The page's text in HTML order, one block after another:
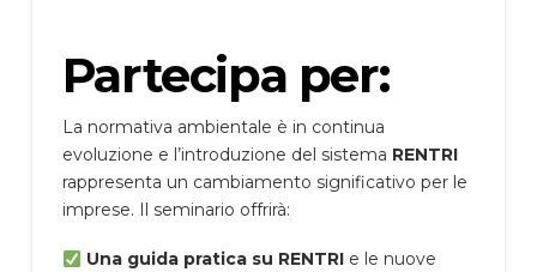
Partecipa per:
La normativa ambientale è in continua
evoluzione e l’introduzione del sistema RENTRI
rappresenta un cambiamento significativo per le
imprese. Il seminario offrirà:
Una guida pratica su RENTRIe le nuove